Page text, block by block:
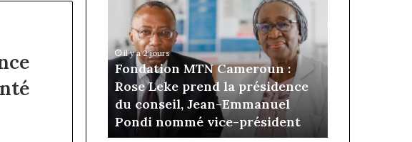
Fondation MTN Cameroun :
Rose Leke prend la présidence
du conseil, Jean-Emmanuel
Pondi nommé vice-président
Debuchy
tête
d’Advans
Cameroun
:
le
choix
de
il y a 4 jours
Gaëtan Debuchy à la tête
d’Advans Cameroun : le choix
de la croissance sous